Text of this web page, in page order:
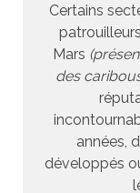
Certains
Mars
des
années,
développés